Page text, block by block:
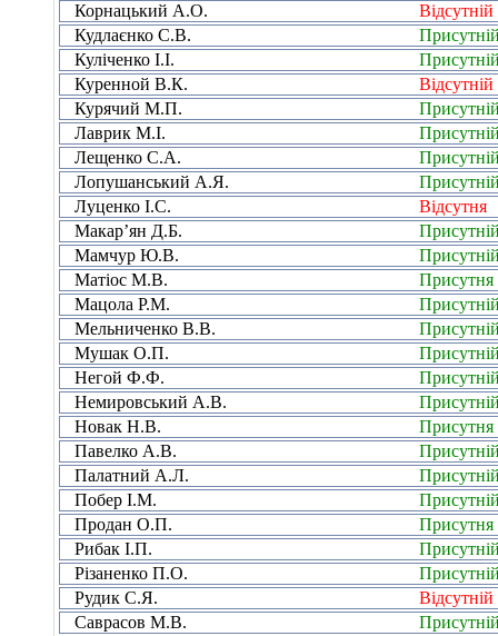
Корнацький А.О.
Відсутній
Кудлаєнко С.В.
Куліченко І.І.
Куренной В.К.
Відсутній
Курячий М.П.
Лаврик М.І.
Лещенко С.А.
Лопушанський А.Я.
Луценко І.С.
Відсутня
Макар’ян Д.Б.
Мамчур Ю.В.
Матіос М.В.
Присутня
Мацола Р.М.
Мельниченко В.В.
Мушак О.П.
Негой Ф.Ф.
Немировський А.В.
Новак Н.В.
Присутня
Павелко А.В.
Палатний А.Л.
Побер І.М.
Продан О.П.
Присутня
Рибак І.П.
Різаненко П.О.
Рудик С.Я.
Відсутній
Саврасов М.В.